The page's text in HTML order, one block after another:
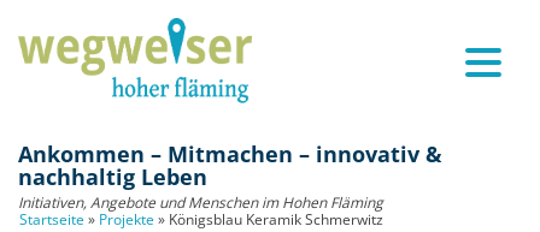
Ankommen – Mitmachen – innovativ &
nachhaltig Leben
Initiativen, Angebote und Menschen im Hohen Fläming
Startseite » Projekte » Königsblau Keramik Schmerwitz